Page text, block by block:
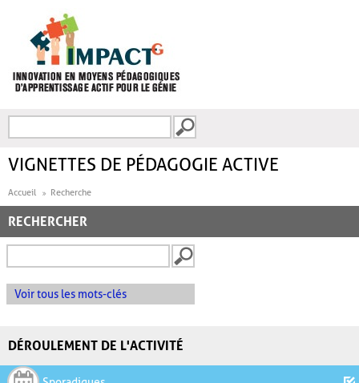
FORMULAIRE DE
VIGNETTES DE PÉDAGOGIE ACTIVE
Accueil Recherche
RECHERCHER
Voir tous les mots-clés
DÉROULEMENT DE L'ACTIVITÉ